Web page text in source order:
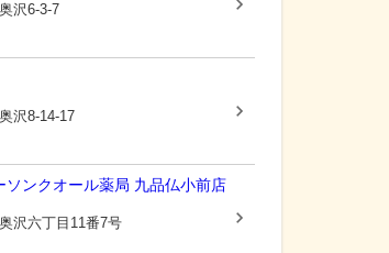
奥沢6-3-7
奥沢8-14-17
ソンクオール薬局 九品仏小前店
奥沢六丁目11番7号